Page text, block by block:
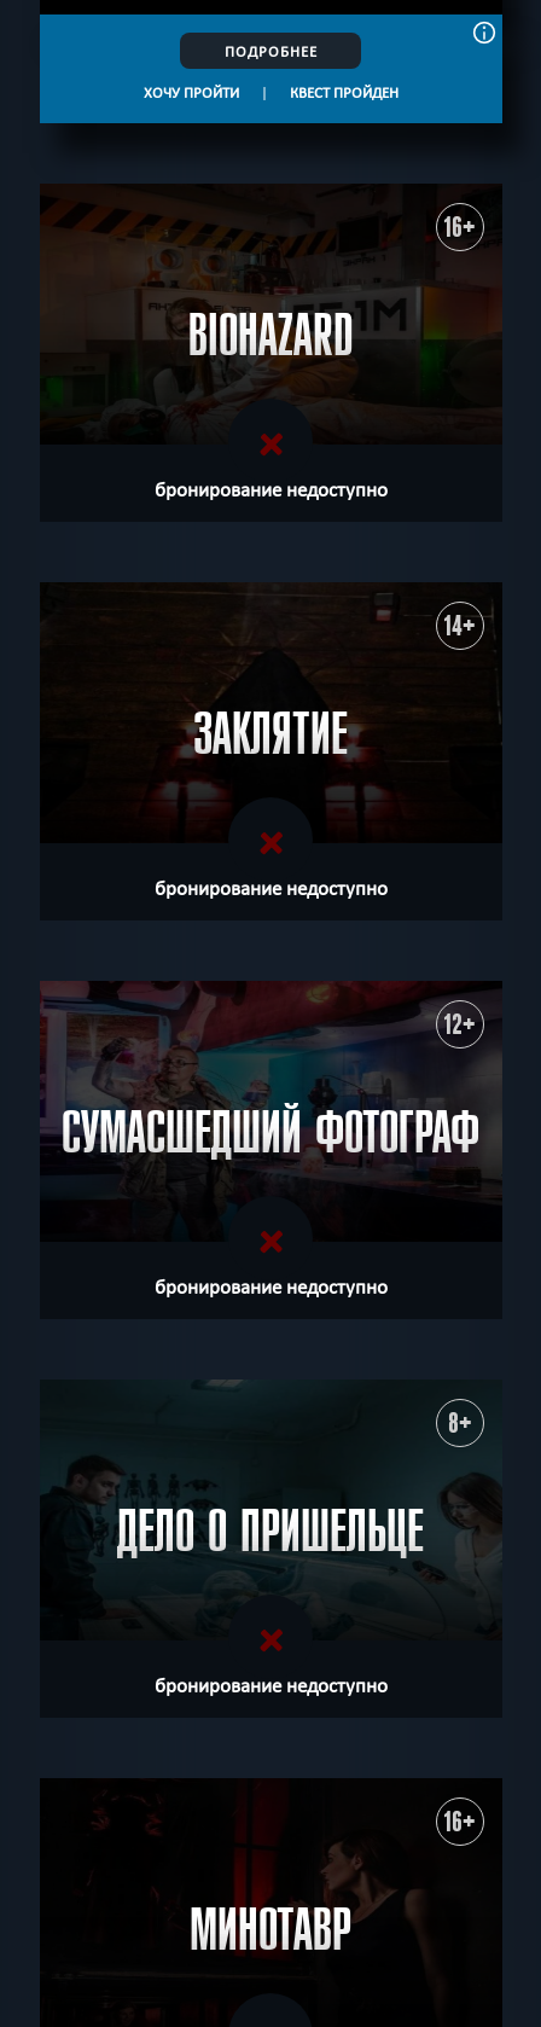
ПОДРОБНЕЕ
ХОЧУ ПРОЙТИ | КВЕСТ ПРОЙДЕН
16+
BIOHAZARD
бронирование недоступно
14+
ЗАКЛЯТИЕ
бронирование недоступно
12+
СУМАСШЕДШИЙ ФОТОГРАФ
бронирование недоступно
8+
ДЕЛО О ПРИШЕЛЬЦЕ
бронирование недоступно
16+
МИНОТАВР